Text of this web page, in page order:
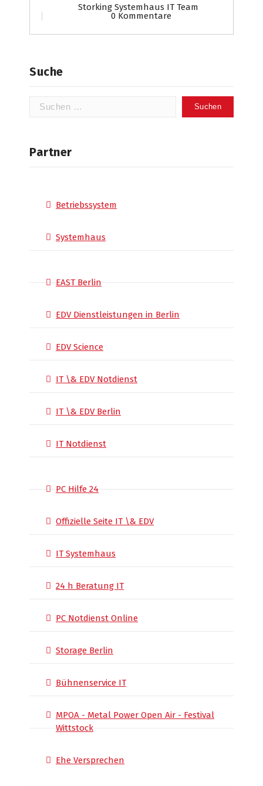
Storking Systemhaus IT Team
0 Kommentare
Suche
Suchen
Partner
Betriebssystem
Systemhaus
EAST Berlin
EDV Dienstleistungen in Berlin
EDV Science
IT \& EDV Notdienst
IT \& EDV Berlin
IT Notdienst
PC Hilfe 24
Offizielle Seite IT \& EDV
IT Systemhaus
24 h Beratung IT
PC Notdienst Online
Storage Berlin
Bühnenservice IT
MPOA - Metal Power Open Air - Festival
Wittstock
Ehe Versprechen